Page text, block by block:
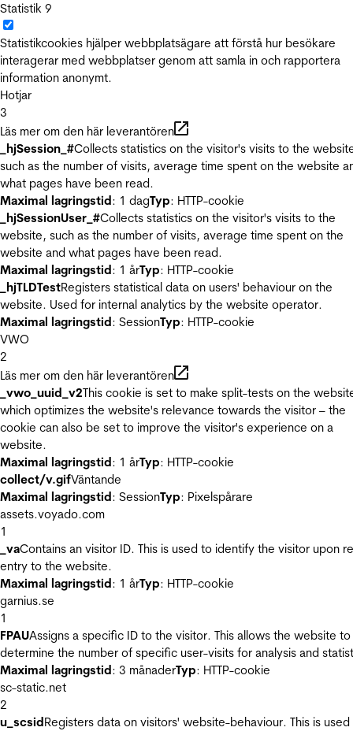
Statistik 9
Statistikcookies hjälper webbplatsägare att förstå hur besökare
interagerar med webbplatser genom att samla in och rapportera
information anonymt.
Hotjar
3
Läs mer om den här leverantören
_hjSession_#Collects statistics on the visitor's visits to the
such as the number of visits, average time spent on the website
what pages have been read.
Maximal lagringstid: 1 dagTyp: HTTP-cookie
_hjSessionUser_#Collects statistics on the visitor's visits to the
website, such as the number of visits, average time spent on the
website and what pages have been read.
Maximal lagringstid: 1 årTyp: HTTP-cookie
_hjTLDTestRegisters statistical data on users' behaviour on the
website. Used for internal analytics by the website operator.
Maximal lagringstid: SessionTyp: HTTP-cookie
VWO
2
Läs mer om den här leverantören
_vwo_uuid_v2This cookie is set to make split-tests on the
which optimizes the website's relevance towards the visitor – the
cookie can also be set to improve the visitor's experience on a
website.
Maximal lagringstid: 1 årTyp: HTTP-cookie
collect/v.gifVäntande
Maximal lagringstid: SessionTyp: Pixelspårare
assets.voyado.com
1
_vaContains an visitor ID. This is used to identify the visitor upon
entry to the website.
Maximal lagringstid: 1 årTyp: HTTP-cookie
garnius.se
1
FPAUAssigns a specific ID to the visitor. This allows the website to
determine the number of specific user-visits for analysis and
Maximal lagringstid: 3 månaderTyp: HTTP-cookie
sc-static.net
2
u_scsidRegisters data on visitors' website-behaviour. This is